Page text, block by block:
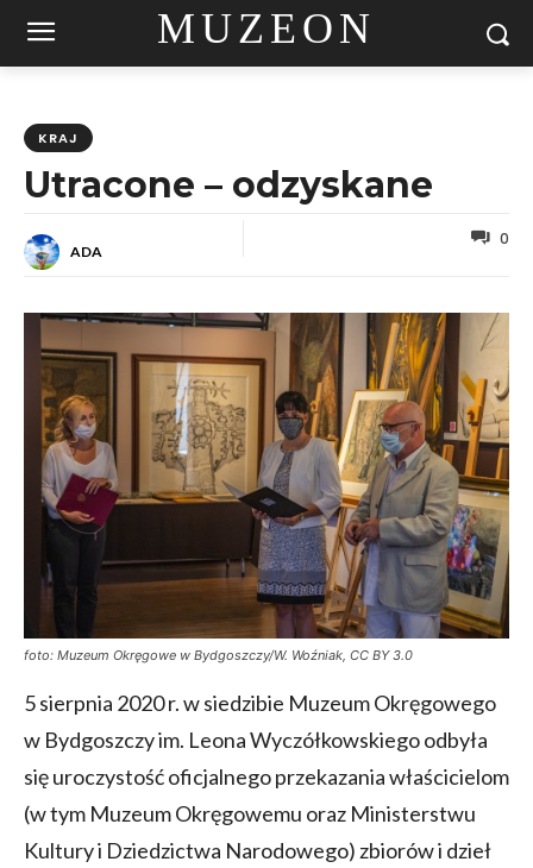
MUZEON
KRAJ
Utracone – odzyskane
ADA
0
foto: Muzeum Okręgowe w Bydgoszczy/W. Woźniak, CC BY 3.0
5 sierpnia 2020 r. w siedzibie Muzeum Okręgowego
w Bydgoszczy im. Leona Wyczółkowskiego odbyła
się uroczystość oficjalnego przekazania właścicielom
(w tym Muzeum Okręgowemu oraz Ministerstwu
Kultury i Dziedzictwa Narodowego) zbiorów i dzieł